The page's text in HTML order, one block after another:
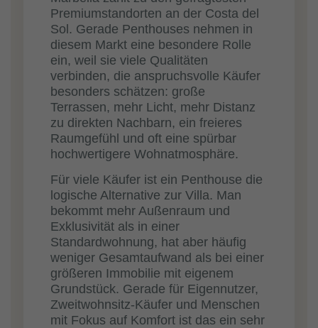
Premiumstandorten an der Costa del
Sol. Gerade Penthouses nehmen in
diesem Markt eine besondere Rolle
ein, weil sie viele Qualitäten
verbinden, die anspruchsvolle Käufer
besonders schätzen: große
Terrassen, mehr Licht, mehr Distanz
zu direkten Nachbarn, ein freieres
Raumgefühl und oft eine spürbar
hochwertigere Wohnatmosphäre.
Für viele Käufer ist ein Penthouse die
logische Alternative zur Villa. Man
bekommt mehr Außenraum und
Exklusivität als in einer
Standardwohnung, hat aber häufig
weniger Gesamtaufwand als bei einer
größeren Immobilie mit eigenem
Grundstück. Gerade für Eigennutzer,
Zweitwohnsitz-Käufer und Menschen
mit Fokus auf Komfort ist das ein sehr